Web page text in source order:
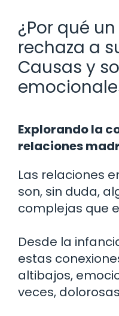
¿Por qué
rechaza a
Causas y
Explorando la
relaciones
Las relaciones
son, sin duda,
complejas que
Desde la
estas
altibajos,
veces,